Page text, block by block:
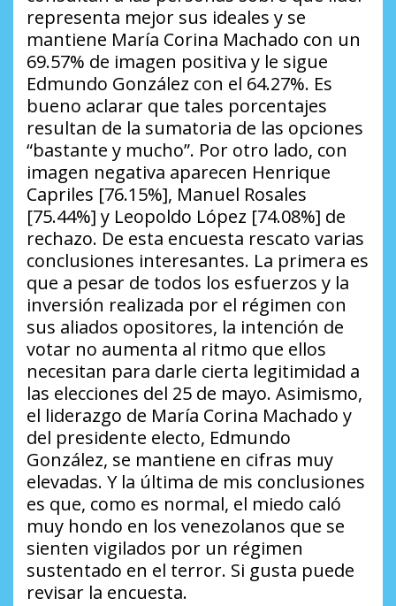
representa mejor sus ideales y se
mantiene María Corina Machado con un
69.57% de imagen positiva y le sigue
Edmundo González con el 64.27%. Es
bueno aclarar que tales porcentajes
resultan de la sumatoria de las opciones
“bastante y mucho”. Por otro lado, con
imagen negativa aparecen Henrique
Capriles [76.15%], Manuel Rosales
[75.44%] y Leopoldo López [74.08%] de
rechazo. De esta encuesta rescato varias
conclusiones interesantes. La primera es
que a pesar de todos los esfuerzos y la
inversión realizada por el régimen con
sus aliados opositores, la intención de
votar no aumenta al ritmo que ellos
necesitan para darle cierta legitimidad a
las elecciones del 25 de mayo. Asimismo,
el liderazgo de María Corina Machado y
del presidente electo, Edmundo
González, se mantiene en cifras muy
elevadas. Y la última de mis conclusiones
es que, como es normal, el miedo caló
muy hondo en los venezolanos que se
sienten vigilados por un régimen
sustentado en el terror. Si gusta puede
revisar la encuesta.